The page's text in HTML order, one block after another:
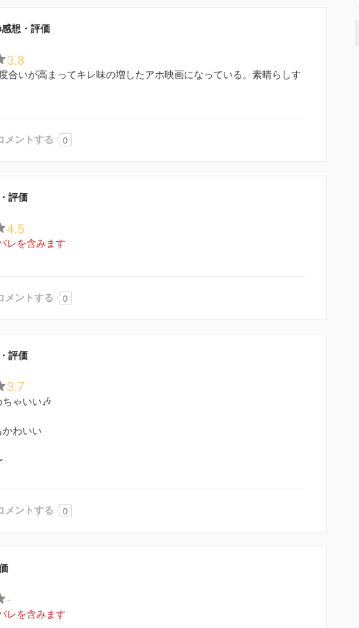
想・評価
3.8
合いが高まってキレ味の増したアホ映画になっている。素晴らしす
メントする 0
評価
4.5
レを含みます
メントする 0
評価
3.7
ゃいい🎶
かわいい
メントする 0
-
レを含みます